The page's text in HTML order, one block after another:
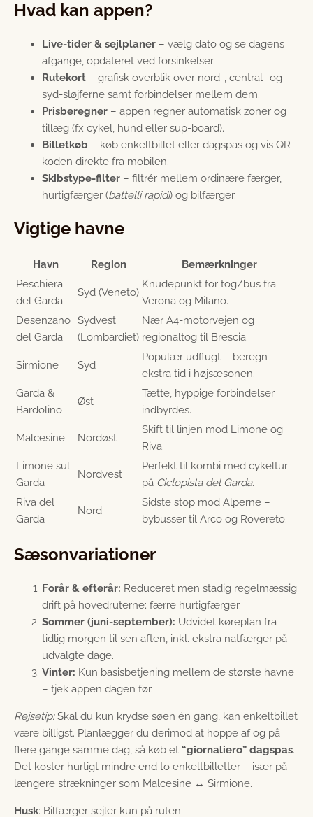
Hvad kan appen?
Live-tider & sejlplaner – vælg dato og se dagens
afgange, opdateret ved forsinkelser.
Rutekort – grafisk overblik over nord-, central- og
syd-sløjferne samt forbindelser mellem dem.
Prisberegner – appen regner automatisk zoner og
tillæg (fx cykel, hund eller sup-board).
Billetkøb – køb enkeltbillet eller dags­pas og vis QR-
koden direkte fra mobilen.
Skibstype-filter – filtrér mellem ordinære færger,
hurtigfærger (battelli rapidi) og bilfærger.
Vigtige havne
Havn Region
Bemærkninger
Peschiera
del Garda
Syd (Veneto)
Knudepunkt for tog/bus fra
Verona og Milano.
Desenzano
del Garda
Sydvest
(Lombardiet)
Nær A4-motorvejen og
regionaltog til Brescia.
Sirmione Syd
Populær udflugt – beregn
ekstra tid i højsæsonen.
Garda &
Bardolino
Øst
Tætte, hyppige forbindelser
indbyrdes.
Malcesine Nordøst
Skift til linjen mod Limone og
Riva.
Limone sul
Garda
Nordvest
Perfekt til kombi med cykeltur
på Ciclopista del Garda.
Riva del
Garda
Nord
Sidste stop mod Alperne –
bybusser til Arco og Rovereto.
Sæsonvariationer
Forår & efterår: Reduceret men stadig regelmæssig
drift på hovedruterne; færre hurtigfærger.
Sommer (juni-september): Udvidet køreplan fra
tidlig morgen til sen aften, inkl. ekstra natfærger på
udvalgte dage.
Vinter: Kun basisbetjening mellem de største havne
– tjek appen dagen før.
Rejsetip:Skal du kun krydse søen én gang, kan enkelt­billet
være billigst. Planlægger du derimod at hoppe af og på
flere gange samme dag, så køb et “giornaliero” dags­pas.
Det koster hurtigt mindre end to enkelt­billetter – især på
længere strækninger som Malcesine ↔ Sirmione.
Husk: Bilfærger sejler kun på ruten